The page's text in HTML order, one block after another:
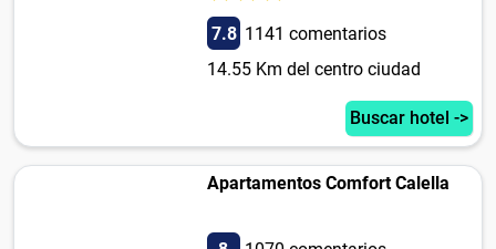
7.8 1141 comentarios
14.55 Km del centro ciudad
Buscar hotel ->
Apartamentos Comfort Calella